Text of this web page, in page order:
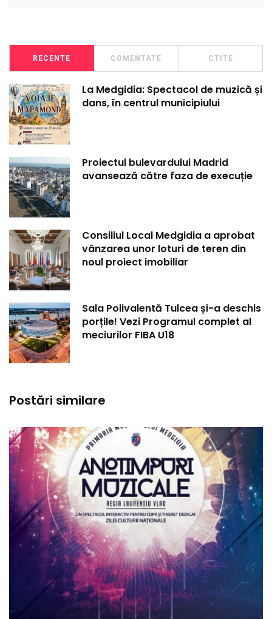
RECENTE COMENTATE CTITE
La Medgidia: Spectacol de muzică și
dans, în centrul municipiului
Proiectul bulevardului Madrid
avansează către faza de execuție
Consiliul Local Medgidia a aprobat
vânzarea unor loturi de teren din
noul proiect imobiliar
Sala Polivalentă Tulcea și-a deschis
porțile! Vezi Programul complet al
meciurilor FIBA U18
Postări similare